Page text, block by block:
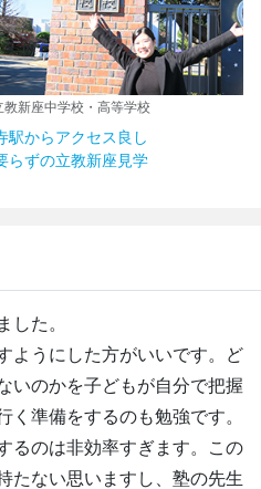
教新座中学校・高等学校
駅からアクセス良し
らずの立教新座見学
した。
ようにした方がいいです。ど
いのかを子どもが自分で把握
く準備をするのも勉強です。
るのは非効率すぎます。この
たない思いますし、塾の先生